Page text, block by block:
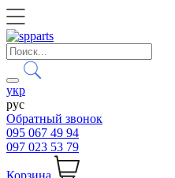
укр
рус
Обратный звонок
095 067 49 94
097 023 53 79